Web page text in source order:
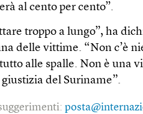
al cento per cento”.
troppo a lungo”, ha
delle vittime. “Non c’è
alle spalle. Non è una
del Suriname”.